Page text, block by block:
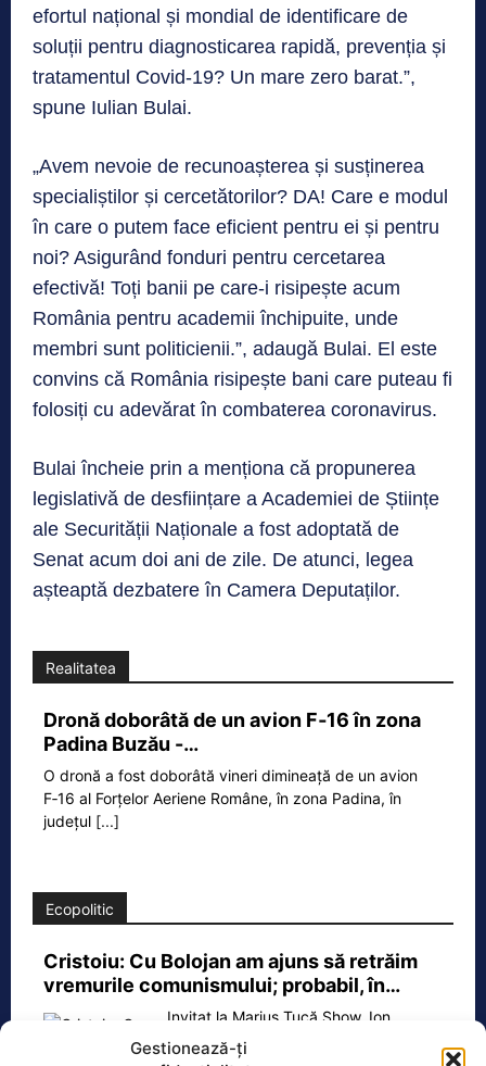
Gestionează-ți
efortul național și mondial de identificare de
soluții pentru diagnosticarea rapidă, prevenția și
tratamentul Covid-19? Un mare zero barat.”,
spune Iulian Bulai.
„Avem nevoie de recunoașterea și susținerea
specialiștilor și cercetătorilor? DA! Care e modul
în care o putem face eficient pentru ei și pentru
noi? Asigurând fonduri pentru cercetarea
efectivă! Toți banii pe care-i risipește acum
România pentru academii închipuite, unde
membri sunt politicienii.”, adaugă Bulai. El este
convins că România risipește bani care puteau fi
folosiți cu adevărat în combaterea coronavirus.
Bulai încheie prin a menționa că propunerea
legislativă de desființare a Academiei de Științe
ale Securității Naționale a fost adoptată de
Senat acum doi ani de zile. De atunci, legea
așteaptă dezbatere în Camera Deputaților.
Realitatea
Dronă doborâtă de un avion F‑16 în zona
Padina Buzău -…
O dronă a fost doborâtă vineri dimineață de un avion
F‑16 al Forțelor Aeriene Române, în zona Padina, în
județul [...]
Ecopolitic
Cristoiu: Cu Bolojan am ajuns să retrăim
vremurile comunismului; probabil, în…
Invitat la Marius Tucă Show, Ion
Cristoiu susține că măsurile anunțate
de Ilie Bolojan privind reducerea